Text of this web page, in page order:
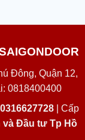
Đông, Quận 12,
0818400400
0316627728| Cấp
và Đầu tư Tp Hồ